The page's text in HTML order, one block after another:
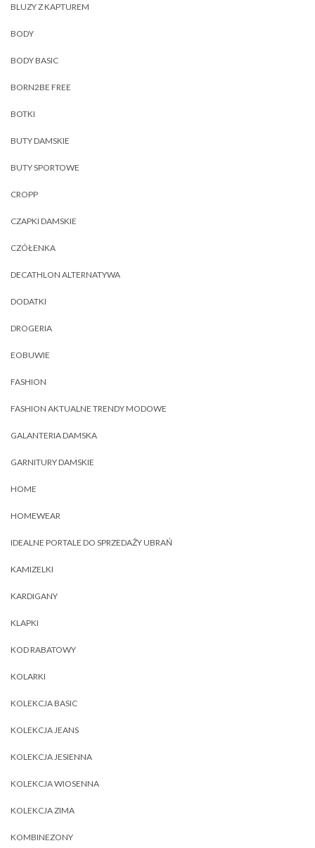
BLUZY Z KAPTUREM
BODY
BODY BASIC
BORN2BE FREE
BOTKI
BUTY DAMSKIE
BUTY SPORTOWE
CROPP
CZAPKI DAMSKIE
CZÓŁENKA
DECATHLON ALTERNATYWA
DODATKI
DROGERIA
EOBUWIE
FASHION
FASHION AKTUALNE TRENDY MODOWE
GALANTERIA DAMSKA
GARNITURY DAMSKIE
HOME
HOMEWEAR
IDEALNE PORTALE DO SPRZEDAŻY UBRAŃ
KAMIZELKI
KARDIGANY
KLAPKI
KOD RABATOWY
KOLARKI
KOLEKCJA BASIC
KOLEKCJA JEANS
KOLEKCJA JESIENNA
KOLEKCJA WIOSENNA
KOLEKCJA ZIMA
KOMBINEZONY